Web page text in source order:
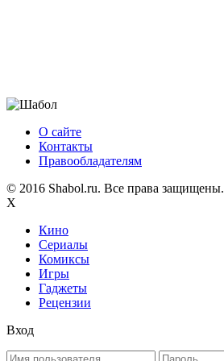
О сайте
Контакты
Правообладателям
© 2016 Shabol.ru. Все права защищены.
X
Кино
Сериалы
Комиксы
Игры
Гаджеты
Рецензии
Вход